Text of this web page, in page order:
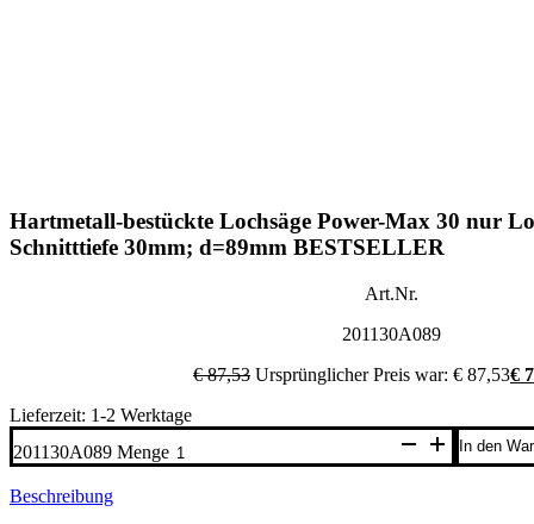
Hartmetall-bestückte Lochsäge Power-Max 30 nur
Schnitttiefe 30mm; d=89mm BESTSELLER
Art.Nr.
201130A089
€87,53 Ursprünglicher Preis war: € 87,53€
Lieferzeit: 1-2 Werktage
201130A089 Menge
In den
Beschreibung